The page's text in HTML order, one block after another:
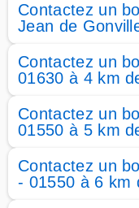
Contactez un
Jean de
Contactez un
01630 à 4 km
Contactez un
01550 à 5 km
Contactez un
- 01550 à 6 km